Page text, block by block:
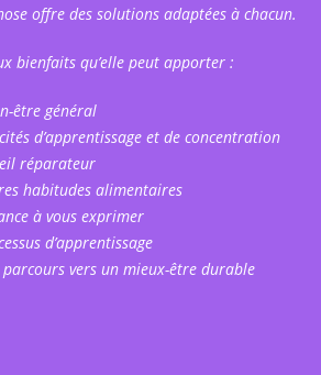
offre des solutions adaptées à chacun.
bienfaits qu’elle peut apporter :
être général
d’apprentissage et de concentration
réparateur
habitudes alimentaires
à vous exprimer
d’apprentissage
vers un mieux-être durable